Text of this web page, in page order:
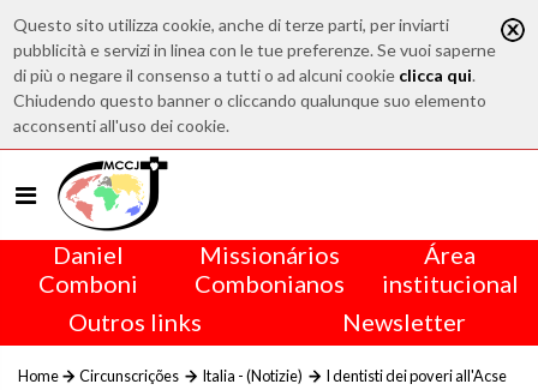
Questo sito utilizza cookie, anche di terze parti, per inviarti
pubblicità e servizi in linea con le tue preferenze. Se vuoi saperne
di più o negare il consenso a tutti o ad alcuni cookie clicca qui.
Chiudendo questo banner o cliccando qualunque suo elemento
acconsenti all'uso dei cookie.
Daniel
Comboni
Missionários
Combonianos
Área
institucional
Outros links
Newsletter
Home Circunscrições Italia - (Notizie) I dentisti dei poveri all'Acse